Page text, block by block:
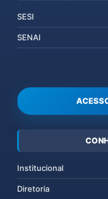
SESI
SENAI
Institucional
Diretoria